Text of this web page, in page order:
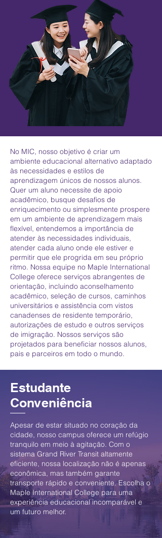
No MIC, nosso objetivo é criar um
ambiente educacional alternativo adaptado
às necessidades e estilos de
aprendizagem únicos de nossos alunos.
Quer um aluno necessite de apoio
acadêmico, busque desafios de
enriquecimento ou simplesmente prospere
em um ambiente de aprendizagem mais
flexível, entendemos a importância de
atender às necessidades individuais,
atender cada aluno onde ele estiver e
permitir que ele progrida em seu próprio
ritmo. Nossa equipe no Maple International
College oferece serviços abrangentes de
orientação, incluindo aconselhamento
acadêmico, seleção de cursos, caminhos
universitários e assistência com vistos
canadenses de residente temporário,
autorizações de estudo e outros serviços
de imigração. Nossos serviços são
projetados para beneficiar nossos alunos,
pais e parceiros em todo o mundo.
Estudante
Conveniência
Apesar de estar situado no coração da
cidade, nosso campus oferece um refúgio
tranquilo em meio à agitação. Com o
sistema Grand River Transit altamente
eficiente, nossa localização não é apenas
econômica, mas também garante
transporte rápido e conveniente. Escolha o
Maple International College para uma
experiência educacional incomparável e
um futuro melhor.